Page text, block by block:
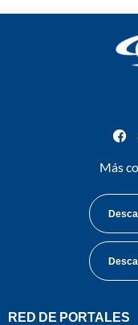
Más
RED DE PORTALES